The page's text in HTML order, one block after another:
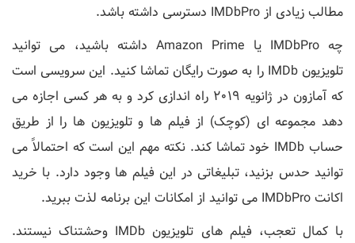
مطالب زیادی از IMDbPro دسترسی داشته باشد.
چه IMDbPro یا Amazon Prime داشته باشید، می توانید
تلویزیون IMDb را به صورت رایگان تماشا کنید. این سرویسی است
که آمازون در ژانویه 2019 راه اندازی کرد و به هر کسی اجازه می
دهد مجموعه ای (کوچک) از فیلم ها و تلویزیون ها را از طریق
حساب IMDb خود تماشا کند. نکته مهم این است که احتمالاً می
توانید حدس بزنید، تبلیغاتی در این فیلم ها وجود دارد. با خرید
اکانت IMDbPro می توانید از امکانات این برنامه لذت ببرید.
با کمال تعجب، فیلم های تلویزیون IMDb وحشتناک نیستند.